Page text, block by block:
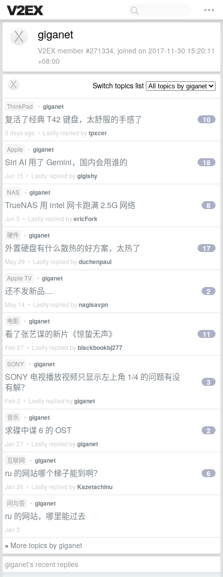
giganet
V2EX member #271334, joined on 2017-11-30 15:20:11
+08:00
Switch topics list
ThinkPad • giganet
复活了经典 T42 键盘，太舒服的手感了
5 days ago • Lastly replied bytpxcer
10
Apple • giganet
Siri AI 用了 Gemini，国内会用谁的
Jun 15 • Lastly replied bygigishy
18
NAS • giganet
TrueNAS 用 intel 网卡跑满 2.5G 网络
Jun 5 • Lastly replied byericFork
8
硬件 • giganet
外置硬盘有什么散热的好方案，太热了
May 29 • Lastly replied byduchenpaul
17
Apple TV • giganet
还不发新品....
May 14 • Lastly replied bynagisavpn
2
电影 • giganet
看了张艺谋的新片《惊蛰无声》
Feb 27 • Lastly replied byblackbookbj277
11
SONY • giganet
SONY 电视播放视频只显示左上角 1/4 的问题有没
有解？
Feb 2 • Lastly replied bygiganet
3
音乐 • giganet
求碟中谍 6 的 OST
Jan 27 • Lastly replied bygiganet
2
互联网 • giganet
ru 的网站哪个梯子能到啊？
Jan 26 • Lastly replied by Kazetachinu
6
问与答 • giganet
ru 的网站，哪里能过去
Jan 3
» More topics by giganet
giganet's recent replies